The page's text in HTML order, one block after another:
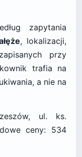
zapytania
, lokalizacji,
przy
trafia na
a nie na
ul. ks.
ceny: 534